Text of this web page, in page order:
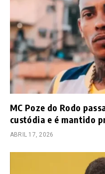
MC Poze do Rodo
custódia e é mantido
ABRIL 17, 2026